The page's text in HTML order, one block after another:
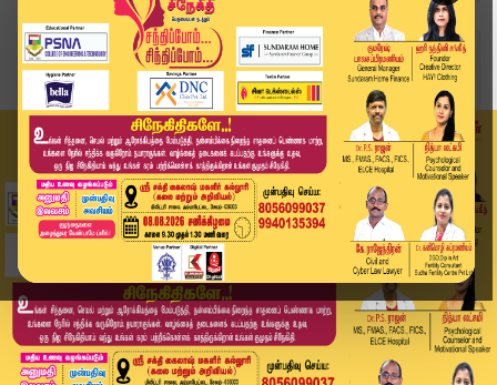
Home
வீடியோ ஸ்டோரி
கொ*லை வழக்கில் 7 பேருக்கு ஆயுள் தண்டனை | Madras...